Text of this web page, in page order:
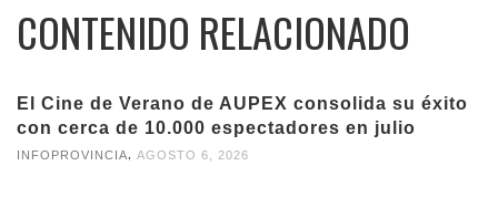
CONTENIDO RELACIONADO
El Cine de Verano de AUPEX consolida su éxito
con cerca de 10.000 espectadores en julio
INFOPROVINCIA AGOSTO 6, 2026